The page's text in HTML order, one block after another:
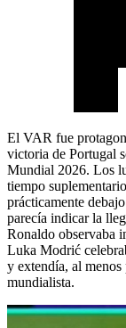
El VAR fue
victoria de Portugal
Mundial 2026. Los
tiempo
prácticamente
parecía indicar la
Ronaldo observaba
Luka Modrić
y extendía, al
mundialista.